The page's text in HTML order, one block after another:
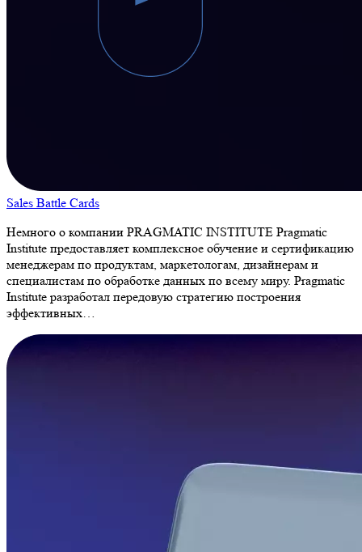
Sales Battle Cards
Немного о компании PRAGMATIC INSTITUTE Pragmatic
Institute предоставляет комплексное обучение и сертификацию
менеджерам по продуктам, маркетологам, дизайнерам и
специалистам по обработке данных по всему миру. Pragmatic
Institute разработал передовую стратегию построения
эффективных…